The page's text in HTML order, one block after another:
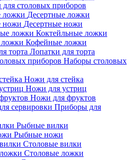
столовых приборов
Десертные ложки
Десертные ножи
Коктейльные ложки
Кофейные ложки
Лопатки для торта
Наборы столовых
Ножи для стейка
Ножи для устриц
Ножи для фруктов
Приборы для
Рыбные вилки
Рыбные ножи
Столовые вилки
Столовые ложки